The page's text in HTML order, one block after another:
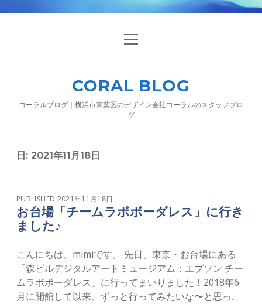
o
m
e
n
u
CORAL BLOG
コーラルブログ｜横浜市青葉区のデザイン会社コーラルのスタッフブロ
グ
日: 2021年11月18日
PUBLISHED 2021年11月18日
お台場「チームラボボーダレス」に行き
ました♪
こんにちは、mimiです。 先日、東京・お台場にある
「森ビルデジタルアートミュージアム：エプソン チー
ムラボボーダレス」に行ってまいりました！2018年6
月に開館して以来、ずっと行ってみたいな〜と思っ…